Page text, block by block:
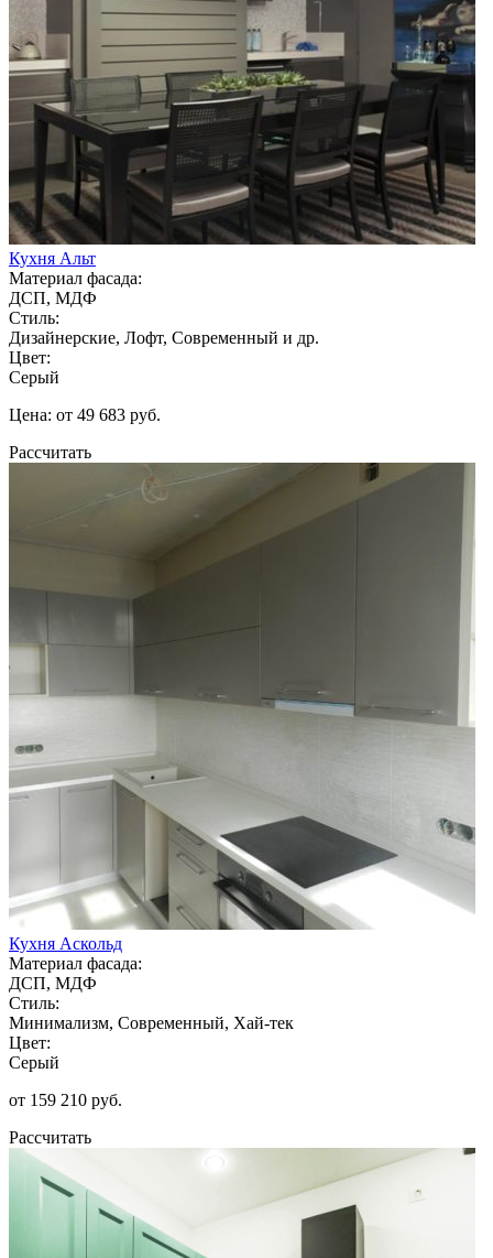
Кухня Альт
Материал фасада:
ДСП, МДФ
Стиль:
Дизайнерские, Лофт, Современный и др.
Цвет:
Серый
Цена: от 49 683 руб.
Рассчитать
Кухня Аскольд
Материал фасада:
ДСП, МДФ
Стиль:
Минимализм, Современный, Хай-тек
Цвет:
Серый
от 159 210 руб.
Рассчитать